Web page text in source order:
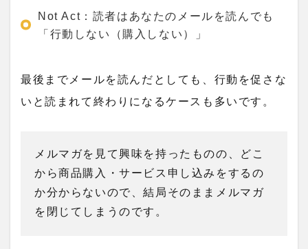
Not Act：読者はあなたのメールを読んでも
「行動しない（購入しない）」
最後までメールを読んだとしても、行動を促さな
いと読まれて終わりになるケースも多いです。
メルマガを見て興味を持ったものの、どこ
から商品購入・サービス申し込みをするの
か分からないので、結局そのままメルマガ
を閉じてしまうのです。